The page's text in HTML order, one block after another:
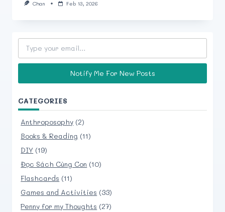
Chan Feb 13, 2026
Type your email…
Notify Me For New Posts
CATEGORIES
Anthroposophy (2)
Books & Reading (11)
DIY (19)
Đọc Sách Cùng Con (10)
Flashcards (11)
Games and Activities (33)
Penny for my Thoughts (27)